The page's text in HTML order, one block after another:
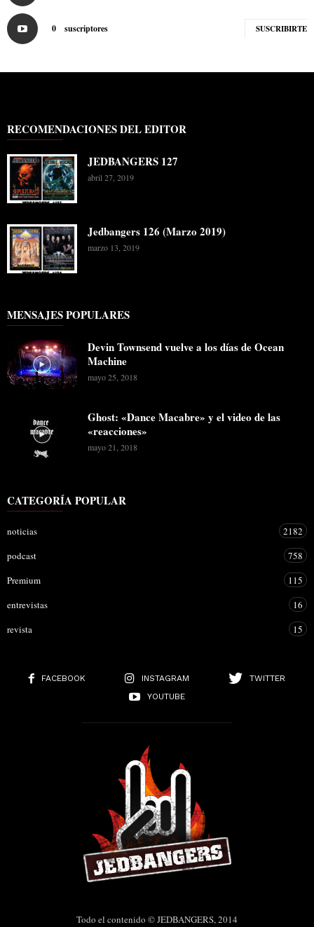
0 suscriptores SUSCRIBIRTE
RECOMENDACIONES DEL EDITOR
JEDBANGERS 127
abril 27, 2019
Jedbangers 126 (Marzo 2019)
marzo 13, 2019
MENSAJES POPULARES
Devin Townsend vuelve a los días de Ocean
Machine
mayo 25, 2018
Ghost: «Dance Macabre» y el video de las
«reacciones»
mayo 21, 2018
CATEGORÍA POPULAR
noticias
2182
podcast
758
Premium
115
entrevistas
16
revista
15
FACEBOOK INSTAGRAM
TWITTER
YOUTUBE
Todo el contenido © JEDBANGERS, 2014